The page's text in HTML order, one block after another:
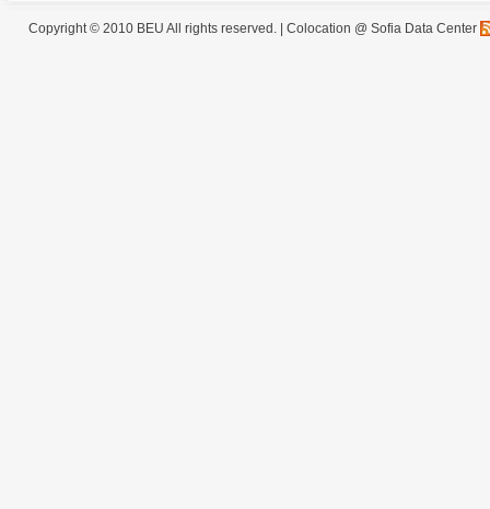
Copyright © 2010 BEU All rights reserved. | Colocation @ Sofia Data Center